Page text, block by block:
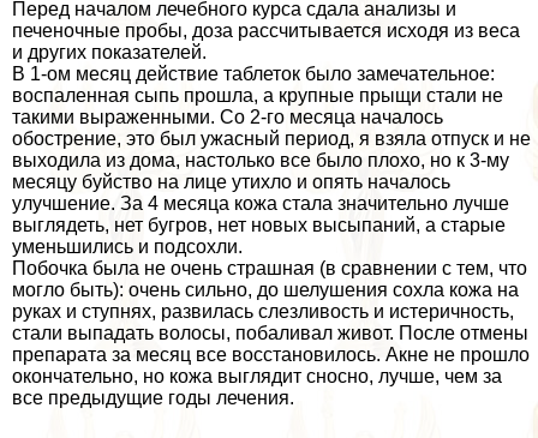
Перед началом лечебного курса сдала анализы и
печеночные пробы, доза рассчитывается исходя из веса
и других показателей.
В 1-ом месяц действие таблеток было замечательное:
воспаленная сыпь прошла, а крупные прыщи стали не
такими выраженными. Со 2-го месяца началось
обострение, это был ужасный период, я взяла отпуск и не
выходила из дома, настолько все было плохо, но к 3-му
месяцу буйство на лице утихло и опять началось
улучшение. За 4 месяца кожа стала значительно лучше
выглядеть, нет бугров, нет новых высыпаний, а старые
уменьшились и подсохли.
Побочка была не очень страшная (в сравнении с тем, что
могло быть): очень сильно, до шелушения сохла кожа на
руках и ступнях, развилась слезливость и истеричность,
стали выпадать волосы, побаливал живот. После отмены
препарата за месяц все восстановилось. Акне не прошло
окончательно, но кожа выглядит сносно, лучше, чем за
все предыдущие годы лечения.